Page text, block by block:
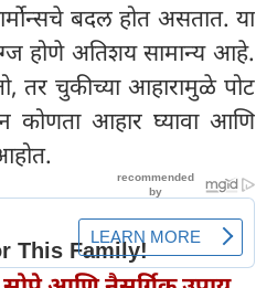
बदल होत असतात. या
होणे अतिशय सामान्य आहे.
तर चुकीच्या आहारामुळे पोट
कोणता आहार घ्यावा आणि